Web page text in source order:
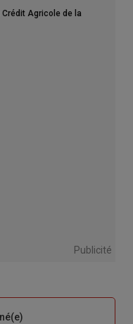
Agricole de la
Publicité